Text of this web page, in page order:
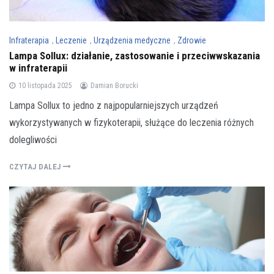
Infraterapia , Leczenie , Urządzenia medyczne , Zdrowie
Lampa Sollux: działanie, zastosowanie i przeciwwskazania
w infraterapii
10 listopada 2025 Damian Borucki
Lampa Sollux to jedno z najpopularniejszych urządzeń
wykorzystywanych w fizykoterapii, służące do leczenia różnych
dolegliwości
CZYTAJ DALEJ